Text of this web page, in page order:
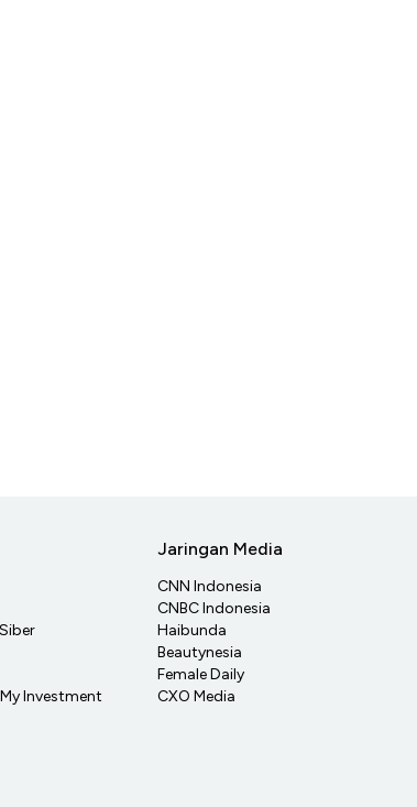
Investment
Jaringan Media
CNN Indonesia
CNBC Indonesia
Haibunda
Beautynesia
Female Daily
CXO Media